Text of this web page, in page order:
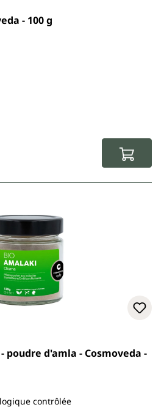
5 étoiles
- 100 g
5 étoiles
poudre d'amla - Cosmoveda -
contrôlée